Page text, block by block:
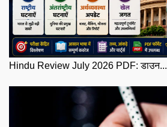
Hindu Review July 2026 PDF: डाउन...